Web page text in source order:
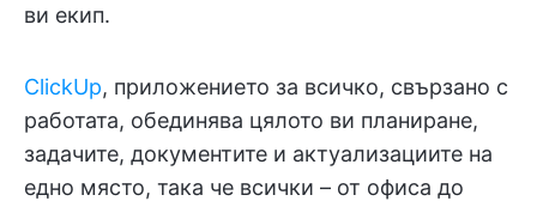
ви екип.
ClickUp, приложението за всичко, свързано с
работата, обединява цялото ви планиране,
задачите, документите и актуализациите на
едно място, така че всички – от офиса до